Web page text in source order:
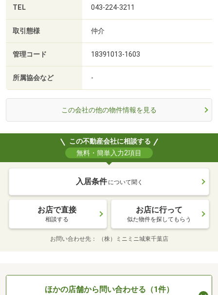
TEL 043-224-3211
取引態様 仲介
管理コード 18391013-1603
所属協会など -
この会社の他の物件情報を見る
この不動産会社に相談する
無料・簡単入力2項目
入居条件 について聞く
お店で直接
相談する
お店に行って
似た物件を探してもらう
お問い合わせ先 （株）ミニミニ城東千葉店
ほかの店舗から問い合わせる（1件）